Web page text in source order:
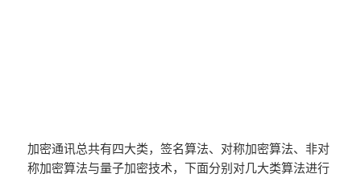
加密通讯总共有四大类，签名算法、对称加密算法、非对
称加密算法与量子加密技术，下面分别对几大类算法进行